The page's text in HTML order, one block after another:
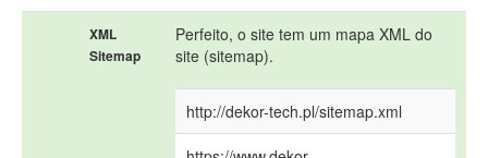
XML
Sitemap
Perfeito, o site tem um mapa XML do
site (sitemap).
http://dekor-tech.pl/sitemap.xml